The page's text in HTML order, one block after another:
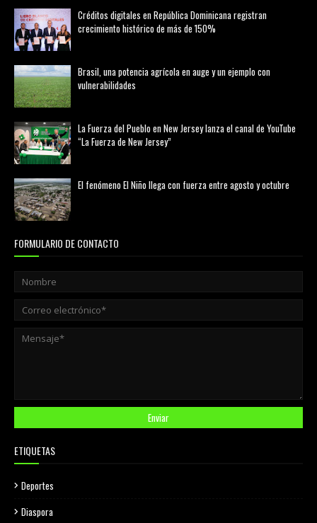
Créditos digitales en República Dominicana registran
crecimiento histórico de más de 150%
Brasil, una potencia agrícola en auge y un ejemplo con
vulnerabilidades
La Fuerza del Pueblo en New Jersey lanza el canal de YouTube
“La Fuerza de New Jersey”
El fenómeno El Niño llega con fuerza entre agosto y octubre
FORMULARIO DE CONTACTO
ETIQUETAS
Deportes
Diaspora